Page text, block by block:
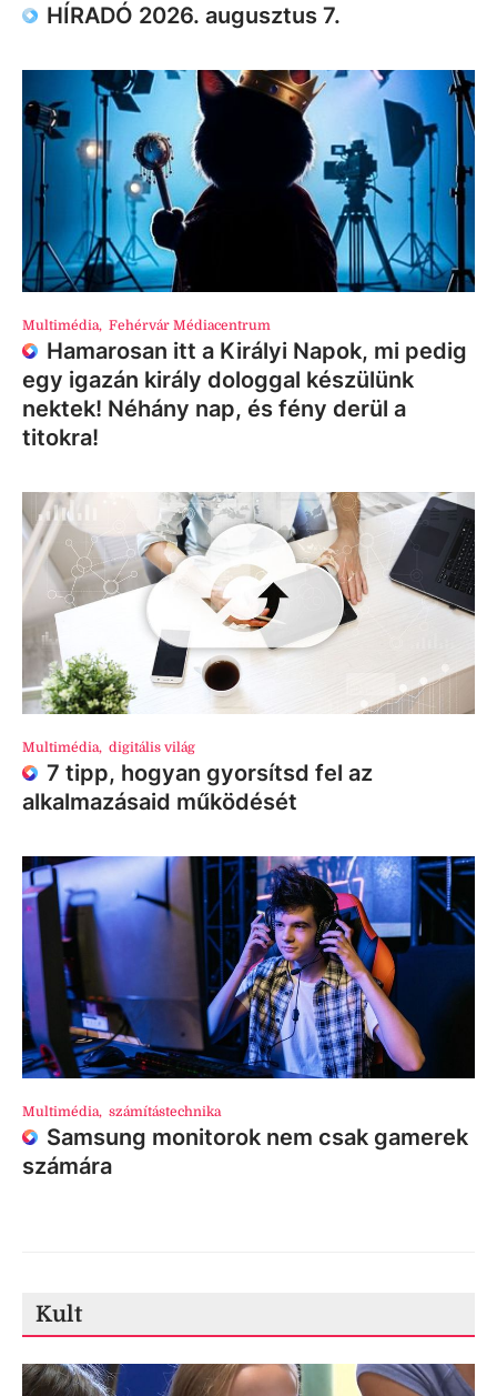
HÍRADÓ 2026. augusztus 7.
Multimédia, Fehérvár Médiacentrum
Hamarosan itt a Királyi Napok, mi pedig
egy igazán király dologgal készülünk
nektek! Néhány nap, és fény derül a
titokra!
Multimédia, digitális világ
7 tipp, hogyan gyorsítsd fel az
alkalmazásaid működését
Multimédia, számítástechnika
Samsung monitorok nem csak gamerek
számára
Kult